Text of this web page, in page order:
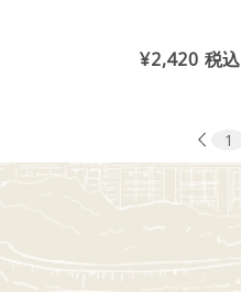
¥2,420 税込
1